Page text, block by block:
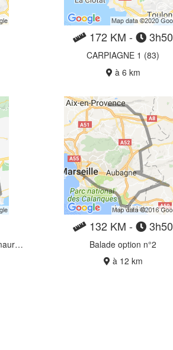
172 KM - 3h50
CARPIAGNE 1 (83)
à 6 km
marseille sainte victoire esparon maures (boucle)
132 KM - 3h50
Balade option n°2
à 12 km